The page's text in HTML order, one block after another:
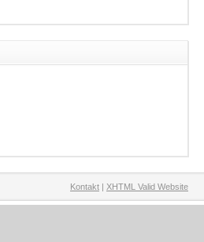
Kontakt | XHTML Valid Website